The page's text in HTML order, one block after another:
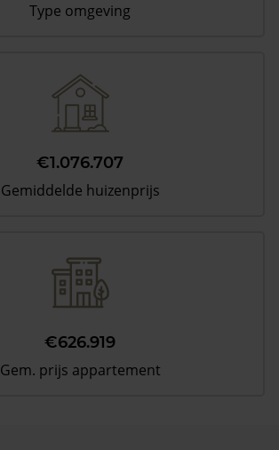
Type omgeving
€1.076.707
Gemiddelde huizenprijs
€626.919
Gem. prijs appartement